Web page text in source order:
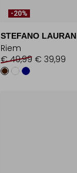
-20%
STEFANO LAURAN
Riem
€ 49,99 € 39,99